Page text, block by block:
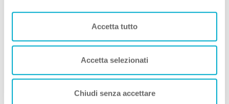
Accetta tutto
Accetta selezionati
Chiudi senza accettare
Nei Dintorni
In caso di pioggia...
Dove siamo